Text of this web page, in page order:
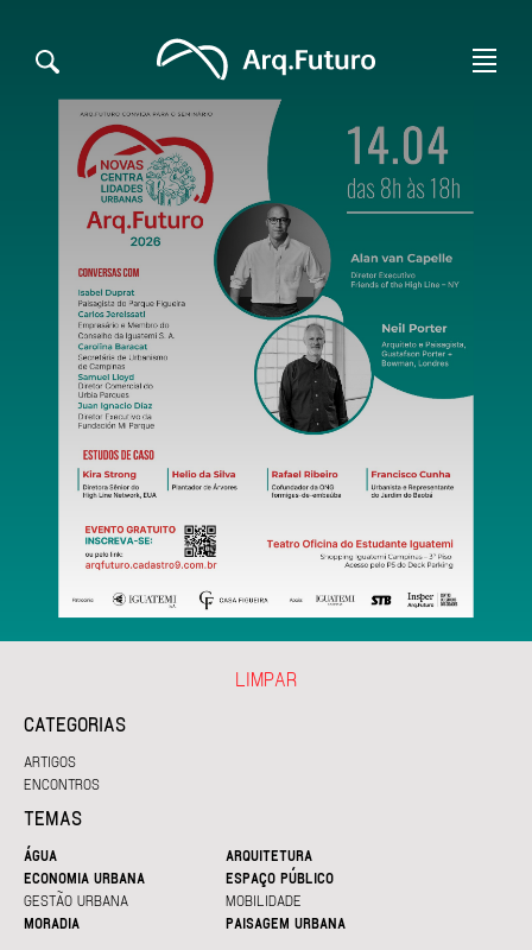
CATEGORIAS
ARTIGOS
ENCONTROS
TEMAS
ÁGUA
ARQUITETURA
ECONOMIA URBANA
ESPAÇO PÚBLICO
GESTÃO URBANA
MOBILIDADE
MORADIA
PAISAGEM URBANA
LIMPAR